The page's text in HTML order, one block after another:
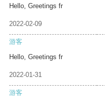
Hello, Greetings fr
2022-02-09
游客
Hello, Greetings fr
2022-01-31
游客